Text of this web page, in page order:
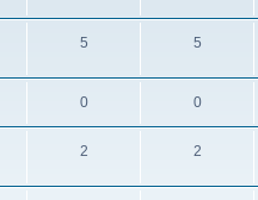
5 5
0 0
2 2